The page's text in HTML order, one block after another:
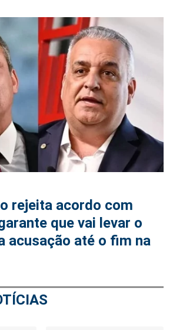
rejeita acordo com
que vai levar o
acusação até o fim na